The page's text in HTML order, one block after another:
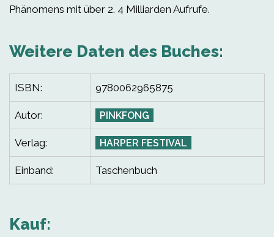
Phänomens mit über 2. 4 Milliarden Aufrufe.
Weitere Daten des Buches:
ISBN: 9780062965875
Autor: PINKFONG
Verlag: HARPER FESTIVAL
Einband: Taschenbuch
Kauf: